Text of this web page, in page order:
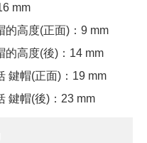
mm
的高度(正面)：9 mm
的高度(後)：14 mm
鍵帽(正面)：19 mm
鍵帽(後)：23 mm